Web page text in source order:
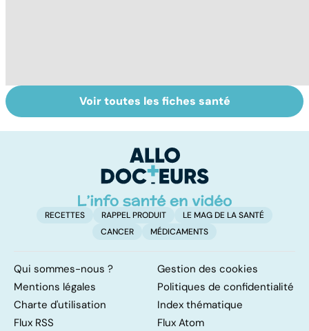
Fibromes utérins
: des tumeurs
Tout savoir sur
les infections
Voir toutes les fiches santé
RECETTES RAPPEL PRODUIT
LE MAG DE LA SANTÉ
CANCER
MÉDICAMENTS
Qui sommes-nous ?
Gestion des cookies
Mentions légales
Politiques de confidentialité
Charte d'utilisation
Index thématique
Flux RSS
Flux Atom